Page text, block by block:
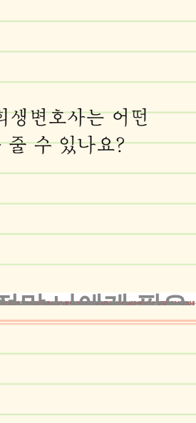
최상의 결과를 이끌어냅니다. 또한, 채권자들과의 협상, 변제 계획 수립 등 전 과정에서 의뢰인의 권익을 최우선으로 고려합니다.
속하고 정확하게 대응하여 절차가 원활히 진행되도록 합니다. 또한, 채권자들과의 협상 과정에서도 의뢰인의 이익을 최대한 보호합니다.
니다. 이 모든 과정에서 의뢰인과 긴밀히 소통하며, 모든 절차와 결정 사항을 이해하기 쉽게 설명해 드립니다.